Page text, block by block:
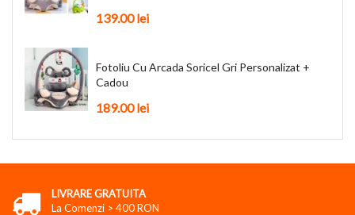
139.00 lei
Fotoliu Cu Arcada Soricel Gri Personalizat +
Cadou
189.00 lei
LIVRARE GRATUITA
La Comenzi > 400 RON